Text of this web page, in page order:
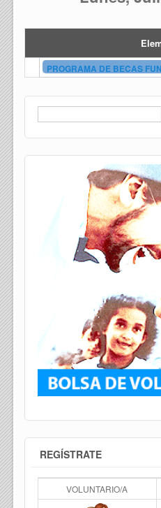
PROGRAMA DE BECAS
Formulario de
REGÍSTRATE
VOLUNTARIO/A